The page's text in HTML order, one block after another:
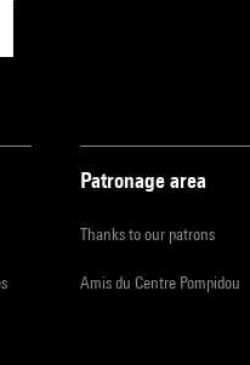
Patronage area
Thanks to our patrons
Amis du Centre Pompidou